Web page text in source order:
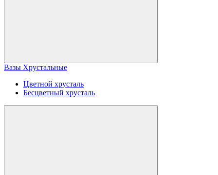
Вазы Хрустальные
Цветной хрусталь
Бесцветный хрусталь